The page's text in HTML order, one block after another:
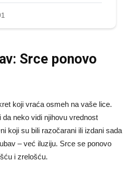
Srce ponovo
koji vraća osmeh na vaše lice.
neko vidi njihovu vrednost
koji su bili razočarani ili izdani sada
– već iluziju. Srce se ponovo
i zrelošću.